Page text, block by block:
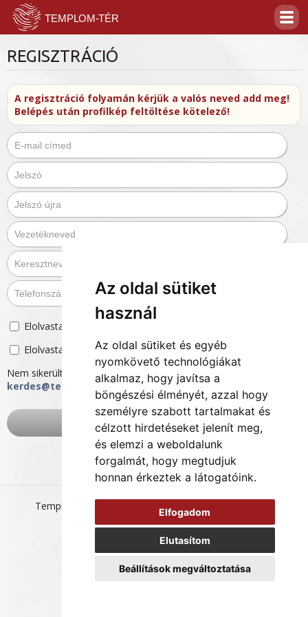
Az oldal sütiket
használ
Az oldal sütiket és egyéb
nyomkövető technológiákat
alkalmaz, hogy javítsa a
böngészési élményét, azzal hogy
személyre szabott tartalmakat és
célzott hirdetéseket jelenít meg,
és elemzi a weboldalunk
forgalmát, hogy megtudjuk
honnan érkeztek a látogatóink.
Elfogadom
Elutasítom
Beállítások megváltoztatása
REGISZTRÁCIÓ
A regisztráció folyamán kérjük a valós neved add meg!
Belépés után profilkép feltöltése kötelező!
Elolvastam és elfogadom a
Elolvastam és elfogadom azadatvédelmi szabályzatot
Nem sikerült regisztrálni? Írj nekünk és segítünk:
kerdes@templom-ter.hu
Templom-tér 2026
Általános Szerződési Feltételek
Adatvédelmi szabályzat